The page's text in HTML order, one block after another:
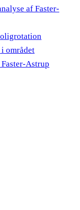
af Faster-
området
Astrup